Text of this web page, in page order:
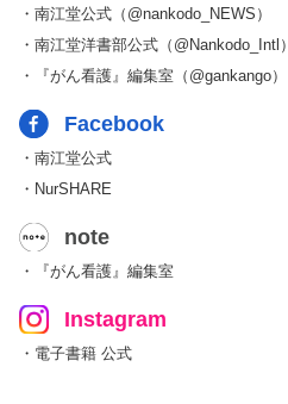
・南江堂公式（@nankodo_NEWS）
・南江堂洋書部公式（@Nankodo_Intl）
・『がん看護』編集室（@gankango）
Facebook
・南江堂公式
・NurSHARE
note
・『がん看護』編集室
Instagram
・電子書籍 公式